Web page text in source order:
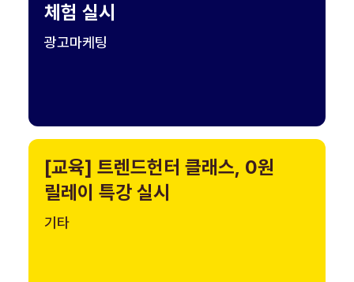
체험 실시
광고마케팅
[교육] 트렌드헌터 클래스, 0원
릴레이 특강 실시
기타